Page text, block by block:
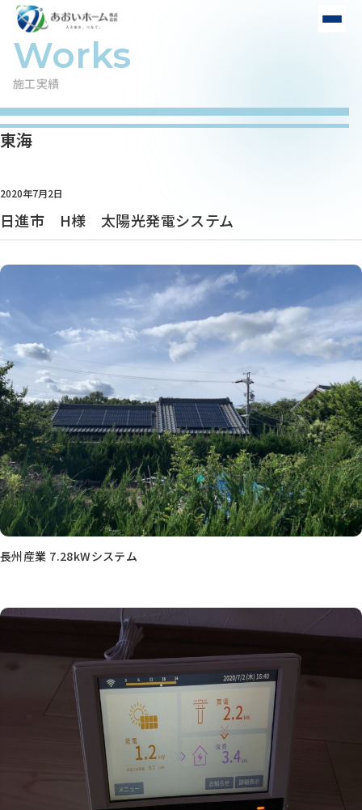
施工実績
東海
2020年7月2日
日進市 H様 太陽光発電システム
長州産業 7.28kWシステム